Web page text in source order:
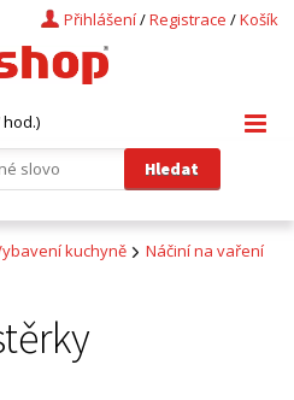
Košík
/
Registrace
/
Přihlášení
hod.)
kuchyně
Náčiní na vaření